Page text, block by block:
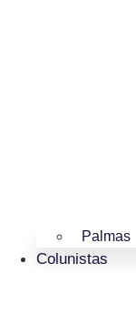
Palmas
Colunistas